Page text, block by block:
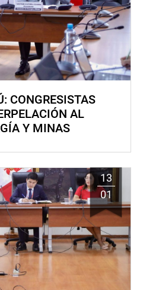
CONGRESISTAS
AL
Y MINAS
13
01